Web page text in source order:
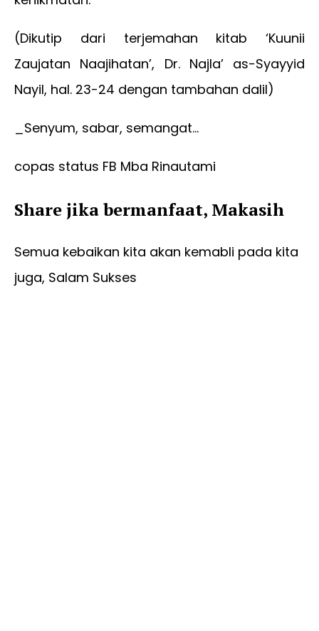
(Dikutip dari terjemahan kitab ‘Kuunii
Zaujatan Naajihatan’, Dr. Najla’ as-Syayyid
Nayil, hal. 23-24 dengan tambahan dalil)
_Senyum, sabar, semangat…
copas status FB Mba Rinautami
Share jika bermanfaat, Makasih
Semua kebaikan kita akan kemabli pada kita
juga, Salam Sukses